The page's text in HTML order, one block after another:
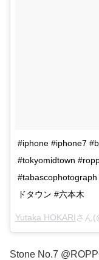
#iphone #iphone7
#tokyomidtown
#tabascophotograph
ドタウン #六本木
Yutaka HOKARIさん
Stone No.7